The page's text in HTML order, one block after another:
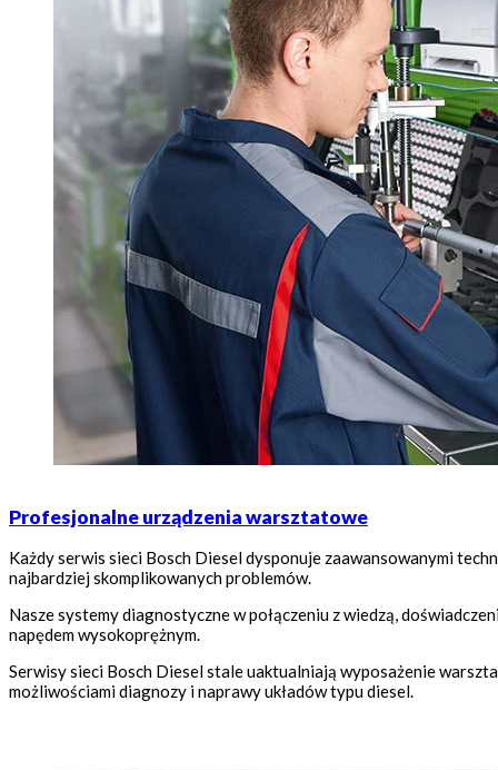
Profesjonalne urządzenia warsztatowe
Każdy serwis sieci Bosch Diesel dysponuje zaawansowanymi
najbardziej skomplikowanych problemów.
Nasze systemy diagnostyczne w połączeniu z wiedzą,
napędem wysokoprężnym.
Serwisy sieci Bosch Diesel stale uaktualniają wyposażenie
możliwościami diagnozy i naprawy układów typu diesel.